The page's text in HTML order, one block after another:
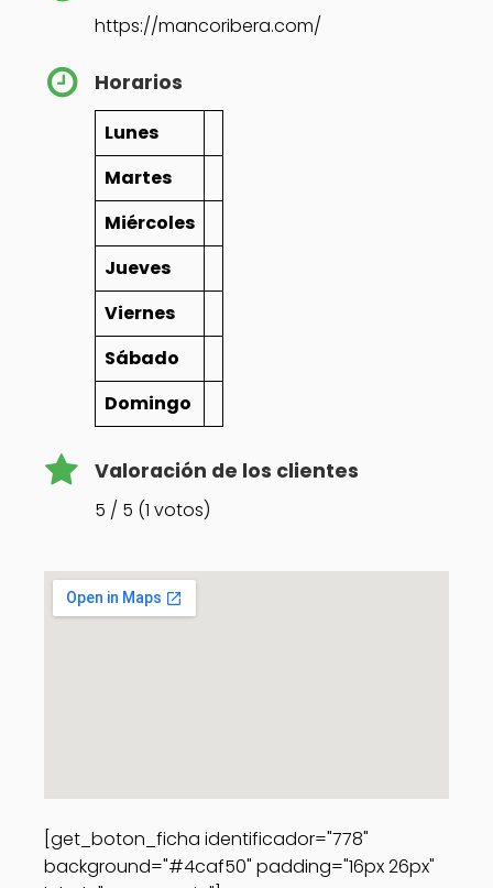
https://mancoribera.com/
Horarios
Lunes
Martes
Miércoles
Jueves
Viernes
Sábado
Domingo
Valoración de los clientes
5 / 5 (1 votos)
[get_boton_ficha identificador="778"
background="#4caf50" padding="16px 26px"